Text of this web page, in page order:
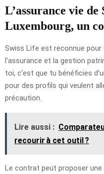
L’assurance vie de
Luxembourg, un
Swiss Life est reconnue pour
l’assurance et la gestion
toi, c’est que tu bénéficies
pour des profils qui veulent
précaution.
Lire aussi :
recourir à cet outil ?
Le contrat peut proposer